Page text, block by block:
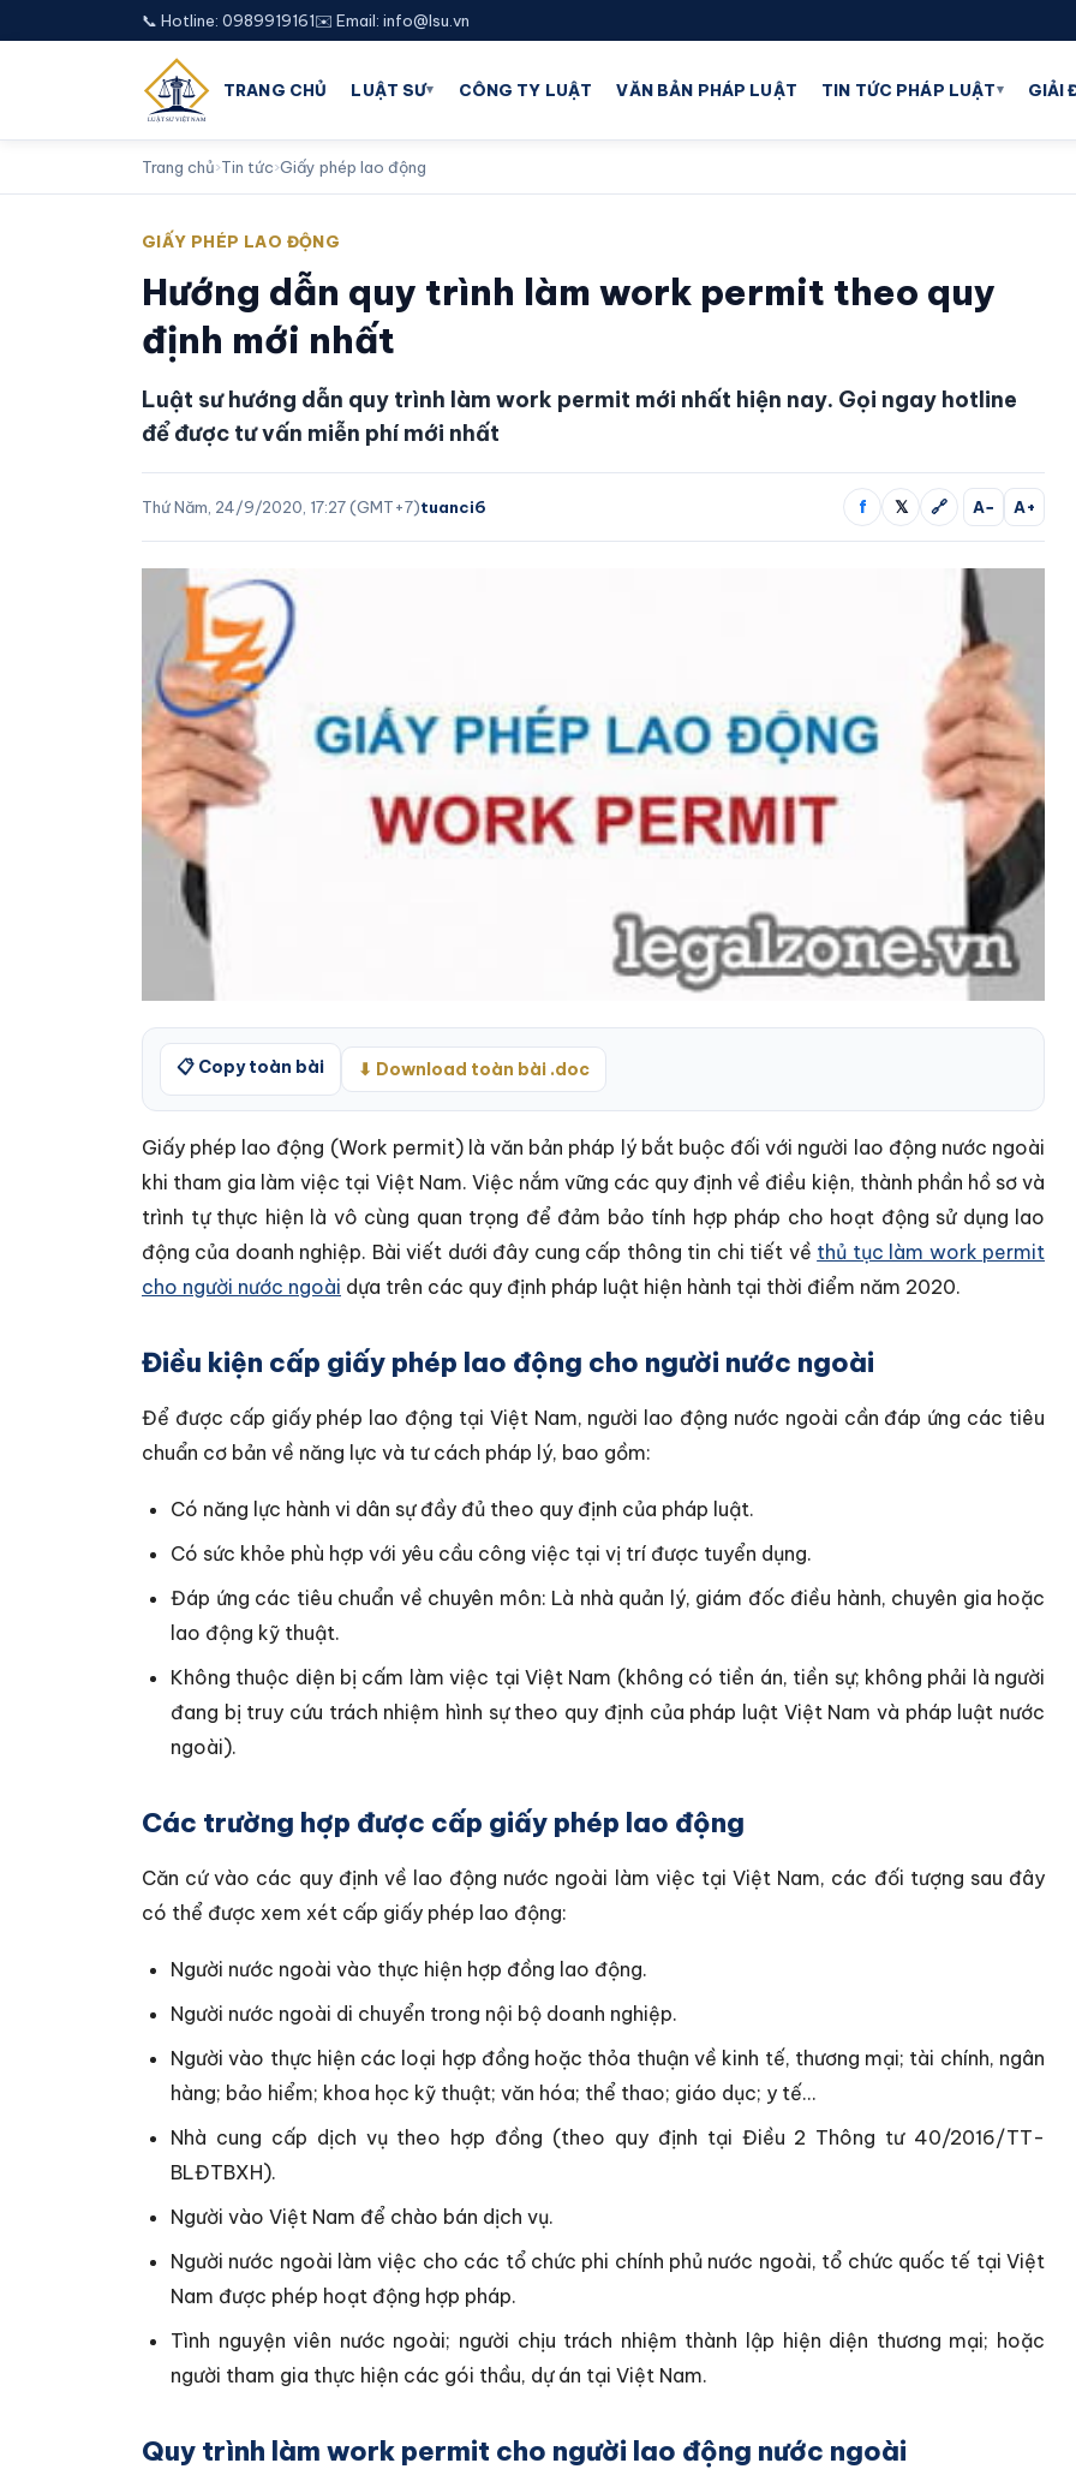
📞 Hotline: 0989919161✉️ Email: info@lsu.vn
TRANG CHỦ LUẬT SƯ▾ CÔNG TY LUẬT VĂN BẢN PHÁP LUẬT TIN TỨC PHÁP LUẬT▾ GIẢI
Trang chủ›Tin tức›Giấy phép lao động
GIẤY PHÉP LAO ĐỘNG
Hướng dẫn quy trình làm work permit theo quy
định mới nhất
Luật sư hướng dẫn quy trình làm work permit mới nhất hiện nay. Gọi ngay hotline
để được tư vấn miễn phí mới nhất
Thứ Năm, 24/9/2020, 17:27 (GMT+7)tuanci6 f 𝕏 🔗 A− A+
📋 Copy toàn bài ⬇ Download toàn bài .doc
Giấy phép lao động (Work permit) là văn bản pháp lý bắt buộc đối với người lao động nước ngoài
khi tham gia làm việc tại Việt Nam. Việc nắm vững các quy định về điều kiện, thành phần hồ sơ và
trình tự thực hiện là vô cùng quan trọng để đảm bảo tính hợp pháp cho hoạt động sử dụng lao
động của doanh nghiệp. Bài viết dưới đây cung cấp thông tin chi tiết về thủ tục làm work permit
cho người nước ngoài dựa trên các quy định pháp luật hiện hành tại thời điểm năm 2020.
Điều kiện cấp giấy phép lao động cho người nước ngoài
Để được cấp giấy phép lao động tại Việt Nam, người lao động nước ngoài cần đáp ứng các tiêu
chuẩn cơ bản về năng lực và tư cách pháp lý, bao gồm:
Có năng lực hành vi dân sự đầy đủ theo quy định của pháp luật.
Có sức khỏe phù hợp với yêu cầu công việc tại vị trí được tuyển dụng.
Đáp ứng các tiêu chuẩn về chuyên môn: Là nhà quản lý, giám đốc điều hành, chuyên gia hoặc
lao động kỹ thuật.
Không thuộc diện bị cấm làm việc tại Việt Nam (không có tiền án, tiền sự; không phải là người
đang bị truy cứu trách nhiệm hình sự theo quy định của pháp luật Việt Nam và pháp luật nước
ngoài).
Các trường hợp được cấp giấy phép lao động
Căn cứ vào các quy định về lao động nước ngoài làm việc tại Việt Nam, các đối tượng sau đây
có thể được xem xét cấp giấy phép lao động:
Người nước ngoài vào thực hiện hợp đồng lao động.
Người nước ngoài di chuyển trong nội bộ doanh nghiệp.
Người vào thực hiện các loại hợp đồng hoặc thỏa thuận về kinh tế, thương mại; tài chính, ngân
hàng; bảo hiểm; khoa học kỹ thuật; văn hóa; thể thao; giáo dục; y tế...
Nhà cung cấp dịch vụ theo hợp đồng (theo quy định tại Điều 2 Thông tư 40/2016/TT-
BLĐTBXH).
Người vào Việt Nam để chào bán dịch vụ.
Người nước ngoài làm việc cho các tổ chức phi chính phủ nước ngoài, tổ chức quốc tế tại Việt
Nam được phép hoạt động hợp pháp.
Tình nguyện viên nước ngoài; người chịu trách nhiệm thành lập hiện diện thương mại; hoặc
người tham gia thực hiện các gói thầu, dự án tại Việt Nam.
Quy trình làm work permit cho người lao động nước ngoài